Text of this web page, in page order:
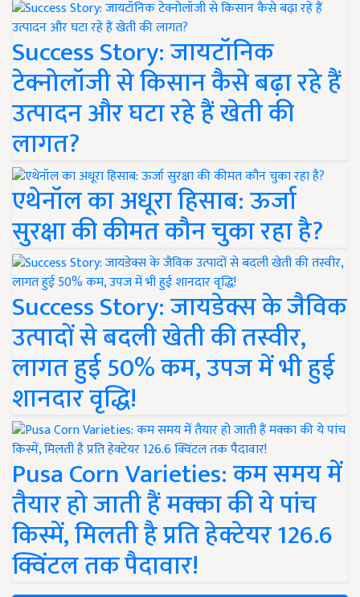
Success Story: जायटॉनिक
टेक्नोलॉजी से किसान कैसे बढ़ा रहे हैं
उत्पादन और घटा रहे हैं खेती की
लागत?
एथेनॉल का अधूरा हिसाब: ऊर्जा
सुरक्षा की कीमत कौन चुका रहा है?
Success Story: जायडेक्स के जैविक
उत्पादों से बदली खेती की तस्वीर,
लागत हुई 50% कम, उपज में भी हुई
शानदार वृद्धि!
Pusa Corn Varieties: कम समय में
तैयार हो जाती हैं मक्का की ये पांच
किस्में, मिलती है प्रति हेक्टेयर 126.6
क्विंटल तक पैदावार!